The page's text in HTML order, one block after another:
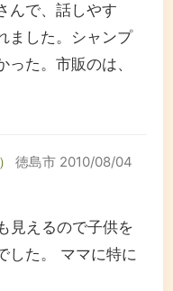
んで、話しやす
ました。シャンプ
た。市販のは、
徳島市 2010/08/04
見えるので子供を
した。 ママに特に